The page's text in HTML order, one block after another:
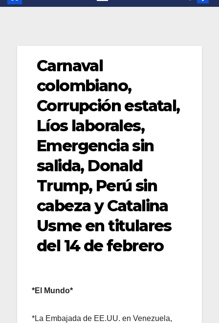
Carnaval
colombiano,
Corrupción estatal,
Líos laborales,
Emergencia sin
salida, Donald
Trump, Perú sin
cabeza y Catalina
Usme en titulares
del 14 de febrero
*El Mundo*
*La Embajada de EE.UU. en Venezuela,